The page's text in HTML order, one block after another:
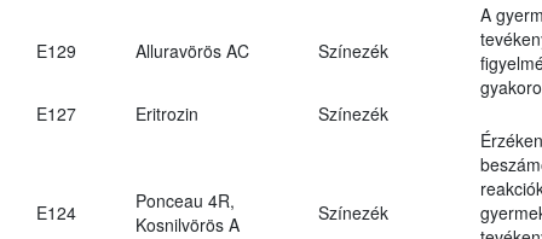
E129 Alluravörös AC Színezék
A
E127
Eritrozin Színezék
E124
Ponceau 4R,
Kosnilvörös A
Színezék